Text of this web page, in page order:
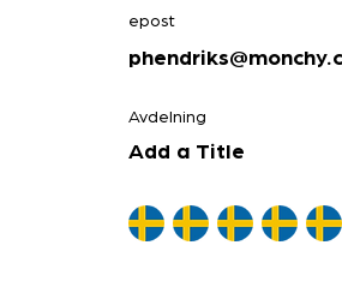
epost
Avdelning
Add a Title